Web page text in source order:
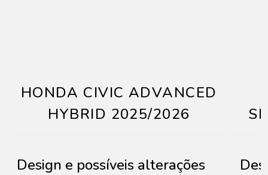
HONDA CIVIC ADVANCED
HYBRID 2025/2026
Design e possíveis alterações